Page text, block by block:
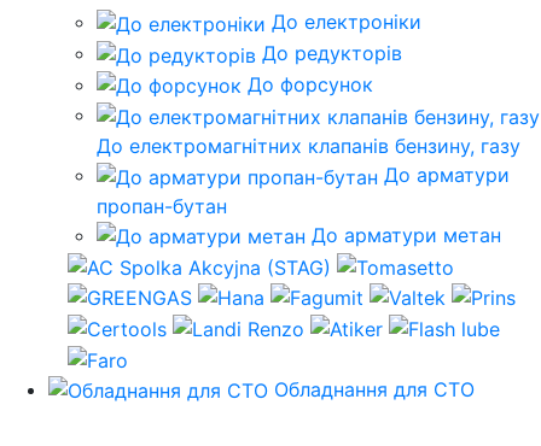
До електроніки
До редукторів
До форсунок
До електромагнітних клапанів бензину, газу
До арматури
пропан-бутан
До арматури метан
Обладнання для СТО